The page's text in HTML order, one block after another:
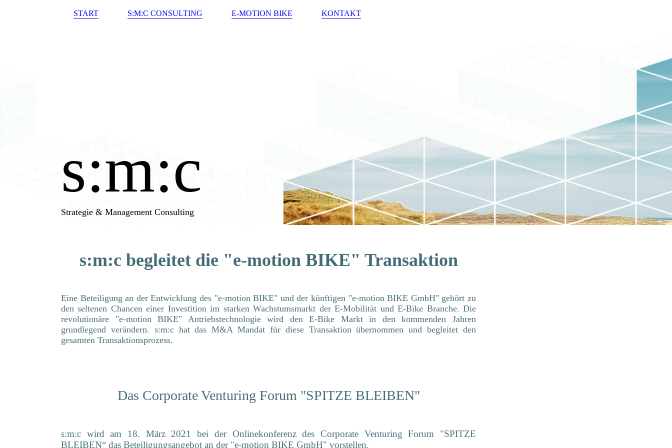
START S:M:C CONSULTING E-MOTION BIKE KONTAKT
s:m:c
Strategie & Management Consulting
s:m:c begleitet die "e-motion BIKE" Transaktion
Eine Beteiligung an der Entwicklung des "e-motion BIKE" und der künftigen "e-motion BIKE GmbH" gehört zu
den seltenen Chancen einer Investition im starken Wachstumsmarkt der E-Mobilität und E-Bike Branche.Die
revolutionäre "e-motion BIKE" Antriebstechnologie wird den E-Bike Markt in den kommenden Jahren
grundlegend verändern. s:m:c hat das M&A Mandat für diese Transaktion übernommen und begleitet den
gesamten Transaktionsprozess.
Das Corporate Venturing Forum "SPITZE BLEIBEN"
s:m:c wird am 18. März 2021 bei der Onlinekonferenz des Corporate Venturing Forum "SPITZE
BLEIBEN“ das Beteiligungsangebot an der "e-motion BIKE GmbH" vorstellen.